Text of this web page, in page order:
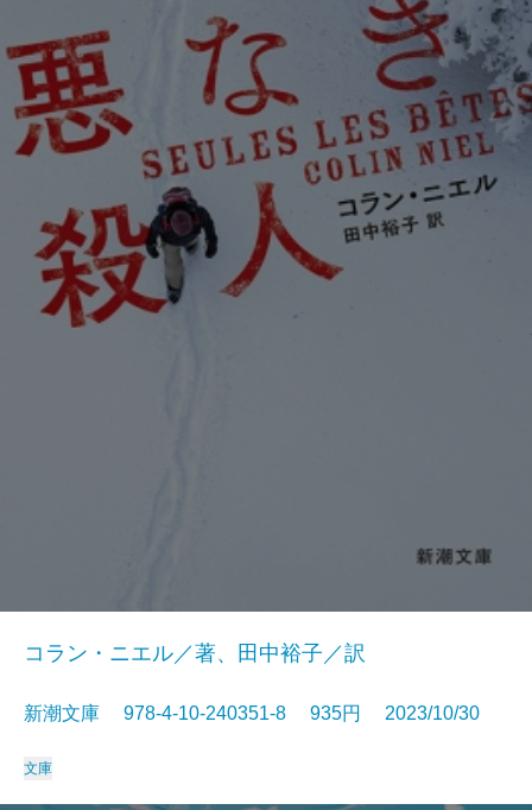
コラン・ニエル／著、田中裕子／訳
新潮文庫 978-4-10-240351-8 935円 2023/10/30
文庫